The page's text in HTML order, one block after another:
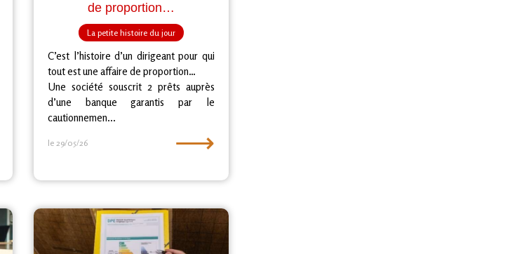
de proportion…
La petite histoire du jour
C’est l’histoire d’un dirigeant pour qui
tout est une affaire de proportion…
Une société souscrit 2 prêts auprès
d’une banque garantis par le
cautionnemen...
le 29/05/26 ⟶